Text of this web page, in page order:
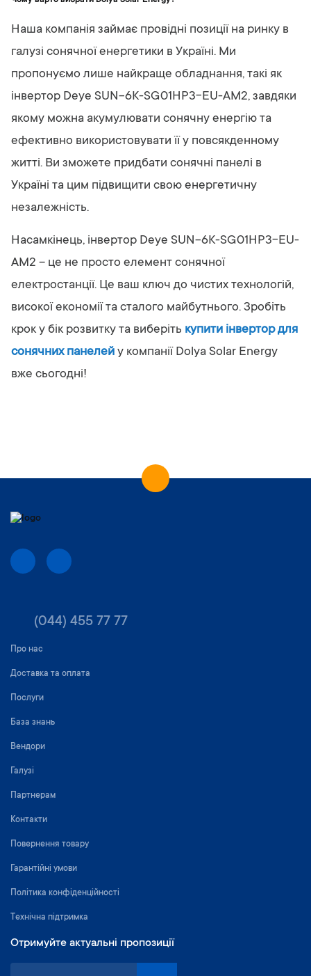
Наша компанія займає провідні позиції на ринку в
галузі сонячної енергетики в Україні. Ми
пропонуємо лише найкраще обладнання, такі як
інвертор Deye SUN-6K-SG01HP3-EU-AM2, завдяки
якому можна акумулювати сонячну енергію та
ефективно використовувати її у повсякденному
житті. Ви зможете придбати сонячні панелі в
Україні та цим підвищити свою енергетичну
незалежність.
Насамкінець, інвертор Deye SUN-6K-SG01HP3-EU-
AM2 – це не просто елемент сонячної
електростанції. Це ваш ключ до чистих технологій,
високої економії та сталого майбутнього. Зробіть
крок у бік розвитку та виберіть купити інвертор для
сонячних панелей у компанії Dolya Solar Energy
вже сьогодні!
(044) 455 77 77
Про нас
Доставка та оплата
Послуги
База знань
Вендори
Галузі
Партнерам
Контакти
Повернення товару
Гарантійні умови
Політика конфіденційності
Технічна підтримка
Отримуйте актуальні пропозиції